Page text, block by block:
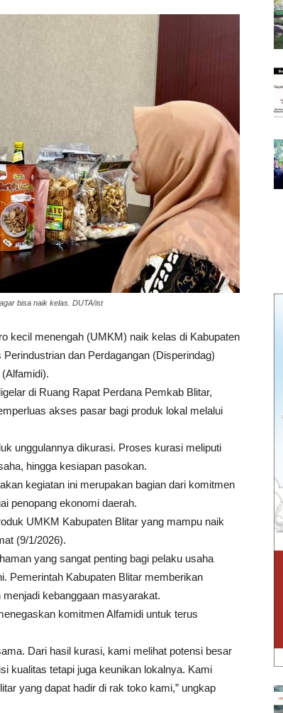
bisa naik kelas. DUTA/ist
kecil menengah (UMKM) naik kelas di Kabupaten
dan Perdagangan (Disperindag)
di Ruang Rapat Perdana Pemkab Blitar,
akses pasar bagi produk lokal melalui
unggulannya dikurasi. Proses kurasi meliputi
hingga kesiapan pasokan.
kegiatan ini merupakan bagian dari komitmen
penopang ekonomi daerah.
UMKM Kabupaten Blitar yang mampu naik
(9/1/2026).
yang sangat penting bagi pelaku usaha
Pemerintah Kabupaten Blitar memberikan
kebanggaan masyarakat.
komitmen Alfamidi untuk terus
Dari hasil kurasi, kami melihat potensi besar
kualitas tetapi juga keunikan lokalnya. Kami
yang dapat hadir di rak toko kami,” ungkap